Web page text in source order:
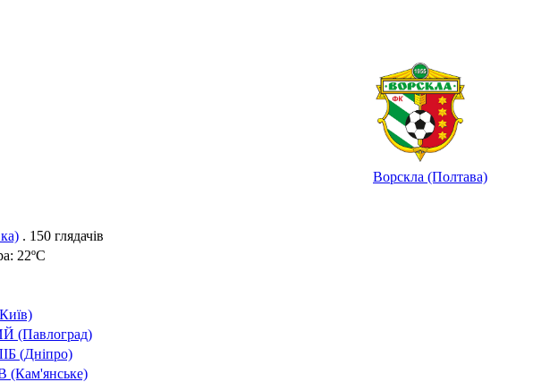
Ворскла (Полтава)
. 150 глядачів
22ºC
(Павлоград)
(Дніпро)